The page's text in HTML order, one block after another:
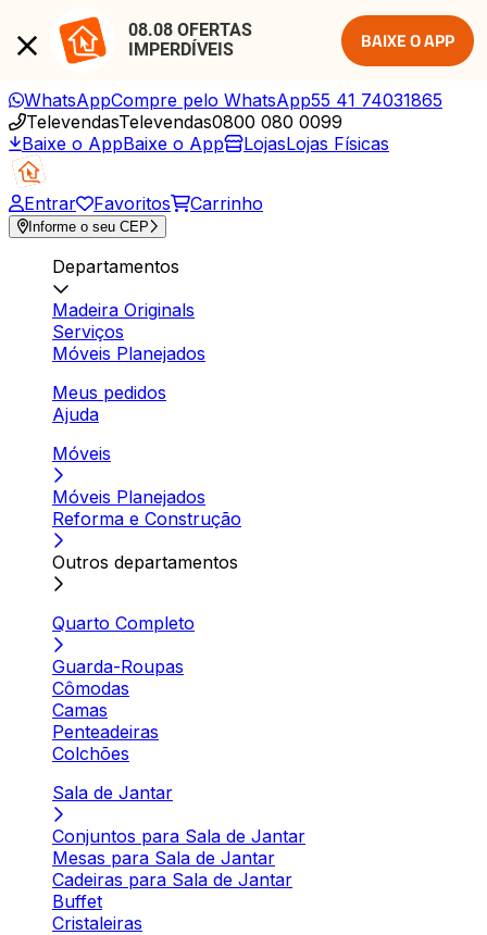
08.08 OFERTAS
IMPERDÍVEIS
BAIXE O APP
WhatsAppCompre pelo WhatsApp55 41 74031865
TelevendasTelevendas0800 080 0099
Baixe o AppBaixe o App LojasLojas Físicas
Entrar Favoritos Carrinho
Informe o seu CEP
Departamentos
Madeira Originals
Serviços
Móveis Planejados
Meus pedidos
Ajuda
Móveis
Móveis Planejados
Reforma e Construção
Outros departamentos
Quarto Completo
Guarda-Roupas
Cômodas
Camas
Penteadeiras
Colchões
Sala de Jantar
Conjuntos para Sala de Jantar
Mesas para Sala de Jantar
Cadeiras para Sala de Jantar
Buffet
Cristaleiras